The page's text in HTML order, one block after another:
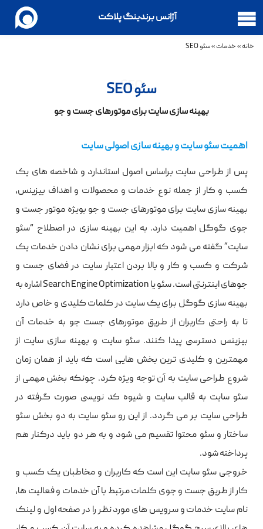
آژانس برندینگ پلاکت
خانه»خدمات»سئو SEO
سئو SEOSEO
بهینه سازی سایت برای موتورهای جست و جو
اهمیت سئو سایت و بهینه سازی اصولی سایت
پس از طراحی سایت براساس اصول استاندارد و شاخصه های یک
کسب و کار از جمله نوع خدمات و محصولات و اهداف بیزینس،
بهینه سازی سایت برای موتورهای جست و جو بویژه موتور جست و
جوی گوگل اهمیت دارد. به این بهینه سازی در اصطلاح “سئو
سایت” گفته می شود که ابزار مهمی برای نشان دادن خدمات یک
شرکت و کسب و کار و بالا بردن اعتبار سایت در فضای جست و
جوهای اینترنتی است. سئو یا Search Engine Optimization اشاره به
بهینه سازی گوگل برای یک سایت در کلمات کلیدی و خاص دارد
تا به راحتی کاربران از طریق موتورهای جست جو به خدمات آن
بیزینس دسترسی پیدا کنند. سئو سایت و بهینه سازی سایت از
مهمترین و کلیدی ترین بخش هایی است که باید از همان زمان
شروع طراحی سایت به آن توجه ویژه کرد. چونکه بخش مهمی از
سئو سایت به قالب سایت و شیوه کد نویسی صورت گرفته در
طراحی سایت بر می گردد. از این رو سئو سایت به دو بخش سئو
ساختار و سئو محتوا تقسیم می شود و به هر دو باید درکنار هم
پرداخته شود.
خروجی سئو سایت این است که کاربران و مخاطبان یک کسب و
کار از طریق جست و جوی کلمات مرتبط با آن خدمات و فعالیت ها،
نام سایت خدمات و سرویس های مورد نظر را در صفحه اول و لینک